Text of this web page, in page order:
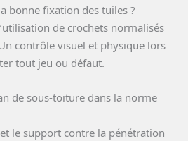
bonne fixation des tuiles ?
de crochets normalisés
contrôle visuel et physique lors
tout jeu ou défaut.
de sous-toiture dans la norme
le support contre la pénétration